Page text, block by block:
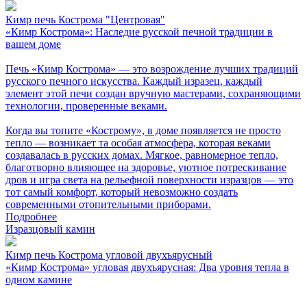
Кимр печь Кострома "Центровая"
«Кимр Кострома»: Наследие русской печной традиции в
вашем доме
Печь «Кимр Кострома» — это возрождение лучших традиций
русского печного искусства. Каждый изразец, каждый
элемент этой печи создан вручную мастерами, сохраняющими
технологии, проверенные веками.
Когда вы топите «Кострому», в доме появляется не просто
тепло — возникает та особая атмосфера, которая веками
создавалась в русских домах. Мягкое, равномерное тепло,
благотворно влияющее на здоровье, уютное потрескивание
дров и игра света на рельефной поверхности изразцов — это
тот самый комфорт, который невозможно создать
современными отопительными приборами.
Подробнее
Изразцовый камин
Кимр печь Кострома угловой двухъярусный
«Кимр Кострома» угловая двухъярусная: Два уровня тепла в
одном камине